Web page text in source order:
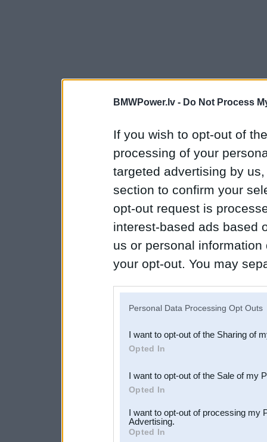
BMWPower.lv - Do Not Process
If you wish to opt-out of
processing of your
targeted advertising by
section to confirm your
opt-out request is
interest-based ads based
us or personal
your opt-out. You may
Downstream Participants
third parties.
Personal Data Processing Opt Outs
I want to opt-out of the Sharing of
Opted In
I want to opt-out of the Sale of my
Opted In
I want to opt-out of processing my
Advertising.
Opted In